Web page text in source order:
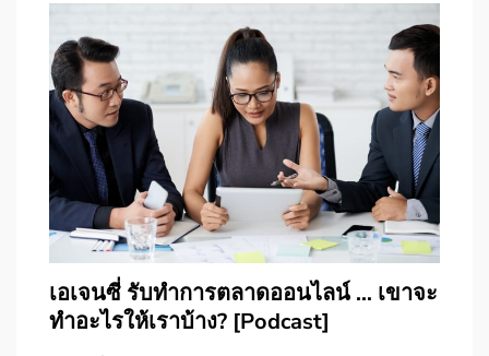
เอเจนซี่ รับทำการตลาดออนไลน์ … เขาจะ
ทำอะไรให้เราบ้าง? [Podcast]